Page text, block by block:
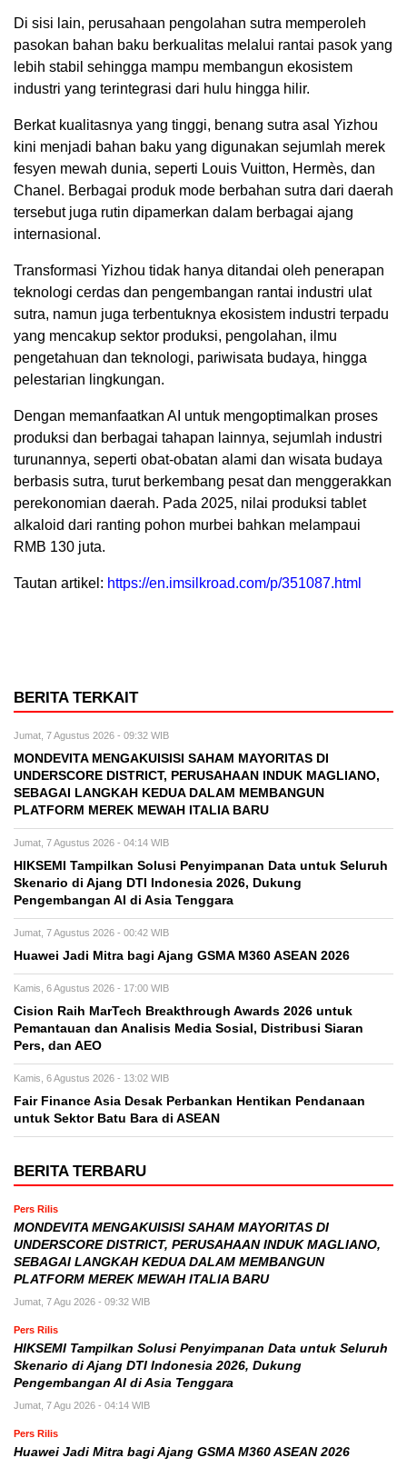
Di sisi lain, perusahaan pengolahan sutra memperoleh
pasokan bahan baku berkualitas melalui rantai pasok yang
lebih stabil sehingga mampu membangun ekosistem
industri yang terintegrasi dari hulu hingga hilir.
Berkat kualitasnya yang tinggi, benang sutra asal Yizhou
kini menjadi bahan baku yang digunakan sejumlah merek
fesyen mewah dunia, seperti Louis Vuitton, Hermès, dan
Chanel. Berbagai produk mode berbahan sutra dari daerah
tersebut juga rutin dipamerkan dalam berbagai ajang
internasional.
Transformasi Yizhou tidak hanya ditandai oleh penerapan
teknologi cerdas dan pengembangan rantai industri ulat
sutra, namun juga terbentuknya ekosistem industri terpadu
yang mencakup sektor produksi, pengolahan, ilmu
pengetahuan dan teknologi, pariwisata budaya, hingga
pelestarian lingkungan.
Dengan memanfaatkan AI untuk mengoptimalkan proses
produksi dan berbagai tahapan lainnya, sejumlah industri
turunannya, seperti obat-obatan alami dan wisata budaya
berbasis sutra, turut berkembang pesat dan menggerakkan
perekonomian daerah. Pada 2025, nilai produksi tablet
alkaloid dari ranting pohon murbei bahkan melampaui
RMB 130 juta.
Tautan artikel: https://en.imsilkroad.com/p/351087.html
BERITA TERKAIT
Jumat, 7 Agustus 2026 - 09:32 WIB
MONDEVITA MENGAKUISISI SAHAM MAYORITAS DI
UNDERSCORE DISTRICT, PERUSAHAAN INDUK MAGLIANO,
SEBAGAI LANGKAH KEDUA DALAM MEMBANGUN
PLATFORM MEREK MEWAH ITALIA BARU
Jumat, 7 Agustus 2026 - 04:14 WIB
HIKSEMI Tampilkan Solusi Penyimpanan Data untuk Seluruh
Skenario di Ajang DTI Indonesia 2026, Dukung
Pengembangan AI di Asia Tenggara
Jumat, 7 Agustus 2026 - 00:42 WIB
Huawei Jadi Mitra bagi Ajang GSMA M360 ASEAN 2026
Kamis, 6 Agustus 2026 - 17:00 WIB
Cision Raih MarTech Breakthrough Awards 2026 untuk
Pemantauan dan Analisis Media Sosial, Distribusi Siaran
Pers, dan AEO
Kamis, 6 Agustus 2026 - 13:02 WIB
Fair Finance Asia Desak Perbankan Hentikan Pendanaan
untuk Sektor Batu Bara di ASEAN
BERITA TERBARU
Pers Rilis
MONDEVITA MENGAKUISISI SAHAM MAYORITAS DI
UNDERSCORE DISTRICT, PERUSAHAAN INDUK MAGLIANO,
SEBAGAI LANGKAH KEDUA DALAM MEMBANGUN
PLATFORM MEREK MEWAH ITALIA BARU
Jumat, 7 Agu 2026 - 09:32 WIB
Pers Rilis
HIKSEMI Tampilkan Solusi Penyimpanan Data untuk Seluruh
Skenario di Ajang DTI Indonesia 2026, Dukung
Pengembangan AI di Asia Tenggara
Jumat, 7 Agu 2026 - 04:14 WIB
Pers Rilis
Huawei Jadi Mitra bagi Ajang GSMA M360 ASEAN 2026